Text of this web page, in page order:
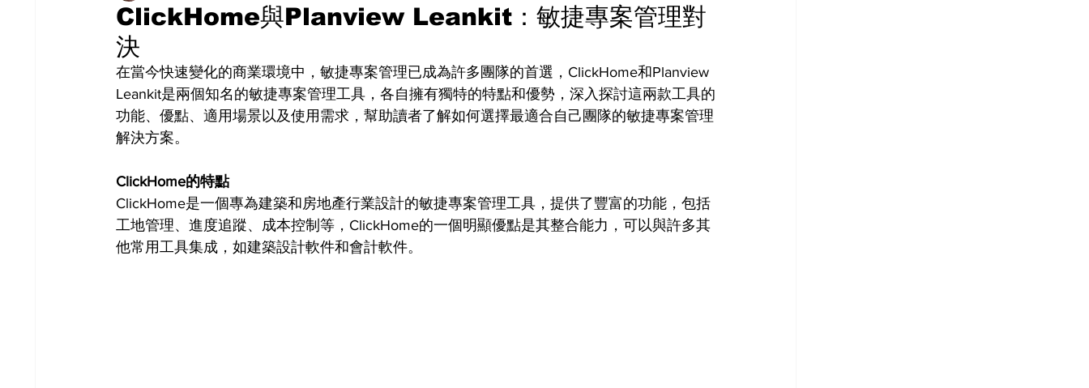
ClickHome與Planview Leankit：敏捷專案管理對
決
在當今快速變化的商業環境中，敏捷專案管理已成為許多團隊的首選，ClickHome和Planview
Leankit是兩個知名的敏捷專案管理工具，各自擁有獨特的特點和優勢，深入探討這兩款工具的
功能、優點、適用場景以及使用需求，幫助讀者了解如何選擇最適合自己團隊的敏捷專案管理
解決方案。
ClickHome的特點
ClickHome是一個專為建築和房地產行業設計的敏捷專案管理工具，提供了豐富的功能，包括
工地管理、進度追蹤、成本控制等，ClickHome的一個明顯優點是其整合能力，可以與許多其
他常用工具集成，如建築設計軟件和會計軟件。